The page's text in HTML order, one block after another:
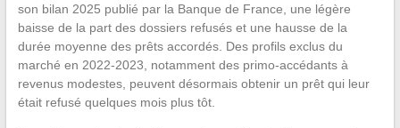
son bilan 2025 publié par la Banque de France, une légère
baisse de la part des dossiers refusés et une hausse de la
durée moyenne des prêts accordés. Des profils exclus du
marché en 2022-2023, notamment des primo-accédants à
revenus modestes, peuvent désormais obtenir un prêt qui leur
était refusé quelques mois plus tôt.